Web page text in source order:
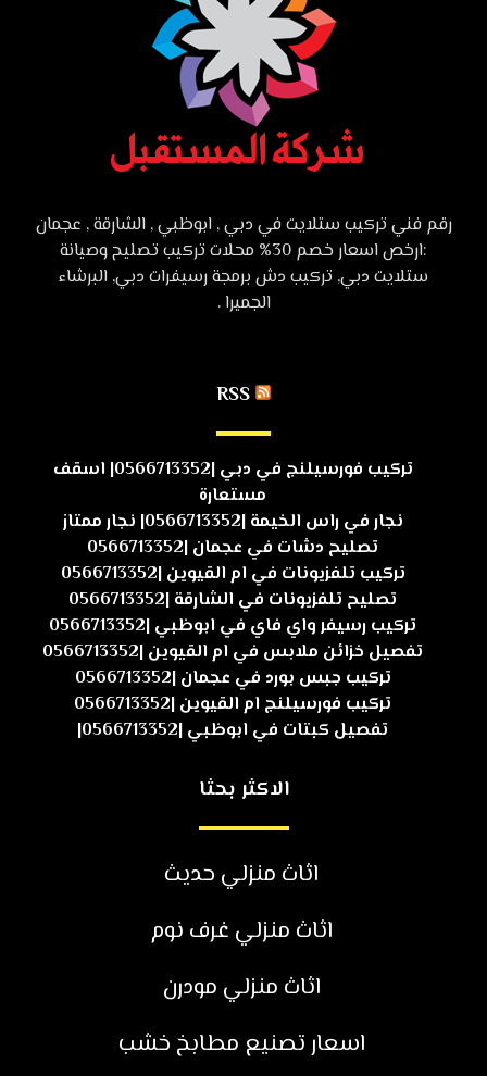
رقم فني تركيب ستلايت في دبي , ابوظبي , الشارقة , عجمان
:ارخص اسعار خصم 30% محلات تركيب تصليح وصيانة
ستلايت دبي, تركيب دش برمجة رسيفرات دبي, البرشاء
الجميرا .
RSS
تركيب فورسيلنج في دبي |0566713352| اسقف
مستعارة
نجار في راس الخيمة |0566713352| نجار ممتاز
تصليح دشات في عجمان |0566713352
تركيب تلفزيونات في ام القيوين |0566713352
تصليح تلفزيونات في الشارقة |0566713352
تركيب رسيفر واي فاي في ابوظبي |0566713352
تفصيل خزائن ملابس في ام القيوين |0566713352
تركيب جبس بورد في عجمان |0566713352
تركيب فورسيلنج ام القيوين |0566713352
تفصيل كبتات في ابوظبي |0566713352|
الاكثر بحثا
اثاث منزلي حديث
اثاث منزلي غرف نوم
اثاث منزلي مودرن
اسعار تصنيع مطابخ خشب